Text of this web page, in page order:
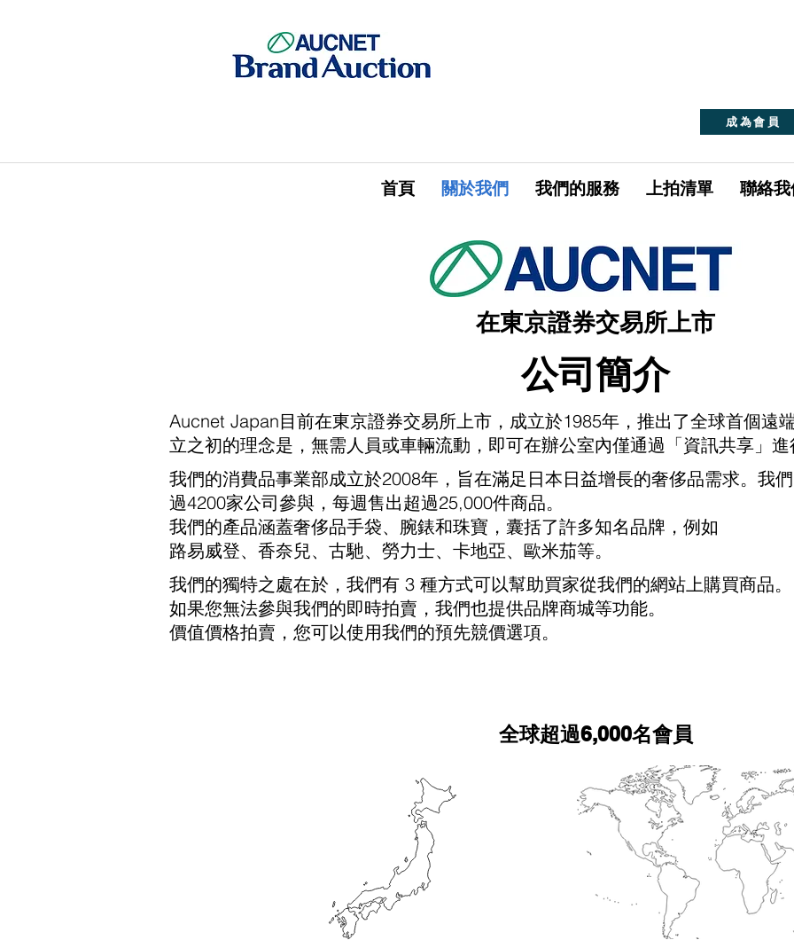
成為會員
首頁 關於我們 我們的服務 上拍清單 聯絡我
在東京證券交易所上市
公司簡介
Aucnet Japan目前在東京證券交易所上市，成立於1985年，推出了全球首個遠
立之初的理念是，無需人員或車輛流動，即可在辦公室內僅通過「資訊共享」
我們的消費品事業部成立於2008年，旨在滿足日本日益增長的奢侈品需求。我
過4200家公司參與，每週售出超過25,000件商品。
我們的產品涵蓋奢侈品手袋、腕錶和珠寶，囊括了許多知名品牌，例如
路易威登、香奈兒、古馳、勞力士、卡地亞、歐米茄等。
我們的獨特之處在於，我們有 3 種方式可以幫助買家從我們的網站上購買商品。
如果您無法參與我們的即時拍賣，我們也提供品牌商城等功能。
價值價格拍賣，您可以使用我們的預先競價選項。
全球超過6,000名會員